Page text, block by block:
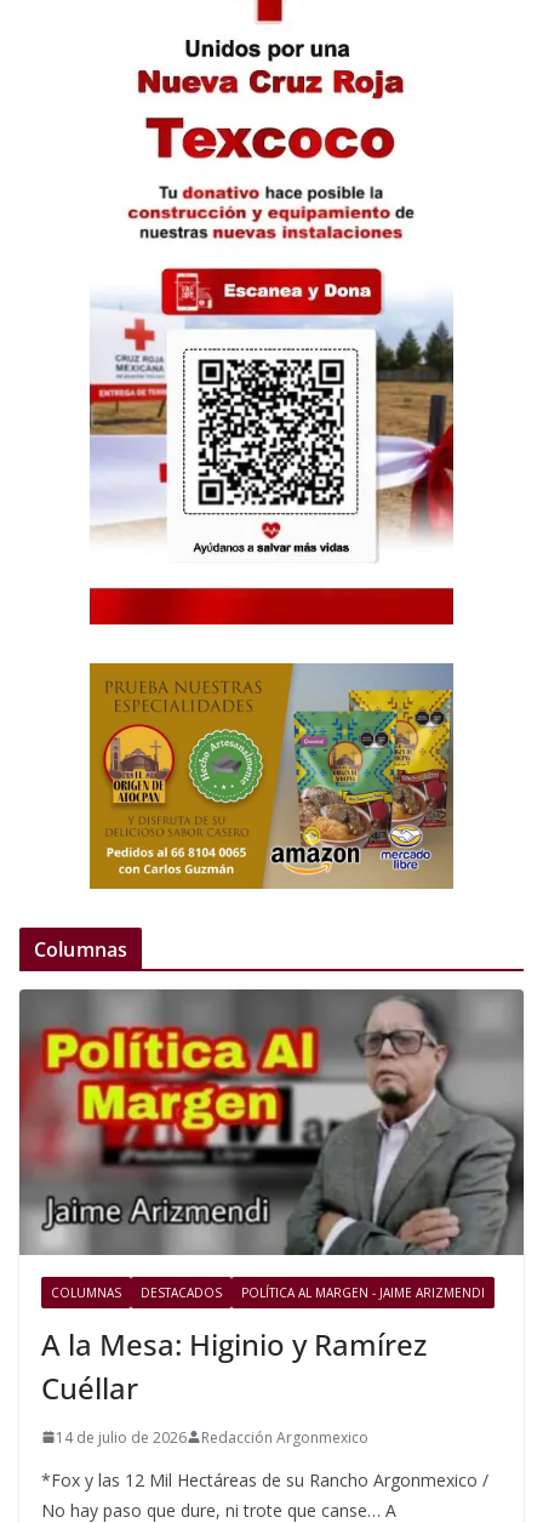
Columnas
COLUMNAS DESTACADOS POLÍTICA AL MARGEN - JAIME ARIZMENDI
A la Mesa: Higinio y Ramírez
Cuéllar
14 de julio de 2026 Redacción Argonmexico
*Fox y las 12 Mil Hectáreas de su Rancho Argonmexico /
No hay paso que dure, ni trote que canse… A